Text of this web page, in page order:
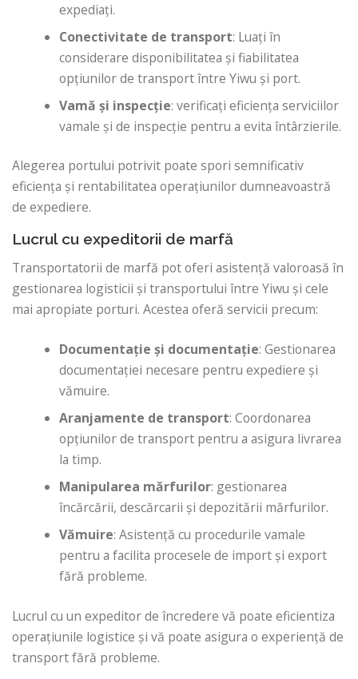
expediați.
Conectivitate de transport: Luați în
considerare disponibilitatea și fiabilitatea
opțiunilor de transport între Yiwu și port.
Vamă și inspecție: verificați eficiența serviciilor
vamale și de inspecție pentru a evita întârzierile.
Alegerea portului potrivit poate spori semnificativ
eficiența și rentabilitatea operațiunilor dumneavoastră
de expediere.
Lucrul cu expeditorii de marfă
Transportatorii de marfă pot oferi asistență valoroasă în
gestionarea logisticii și transportului între Yiwu și cele
mai apropiate porturi. Acestea oferă servicii precum:
Documentație și documentație: Gestionarea
documentației necesare pentru expediere și
vămuire.
Aranjamente de transport: Coordonarea
opțiunilor de transport pentru a asigura livrarea
la timp.
Manipularea mărfurilor: gestionarea
încărcării, descărcarii și depozitării mărfurilor.
Vămuire: Asistență cu procedurile vamale
pentru a facilita procesele de import și export
fără probleme.
Lucrul cu un expeditor de încredere vă poate eficientiza
operațiunile logistice și vă poate asigura o experiență de
transport fără probleme.